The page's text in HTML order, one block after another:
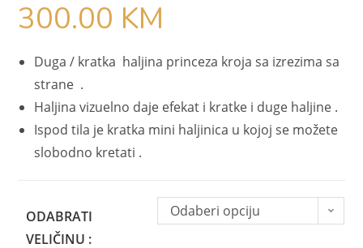
300.00 KM
Duga / kratka haljina princeza kroja sa izrezima sa
strane .
Haljina vizuelno daje efekat i kratke i duge haljine .
Ispod tila je kratka mini haljinica u kojoj se možete
slobodno kretati .
ODABRATI
VELIČINU :
Odaberi opciju